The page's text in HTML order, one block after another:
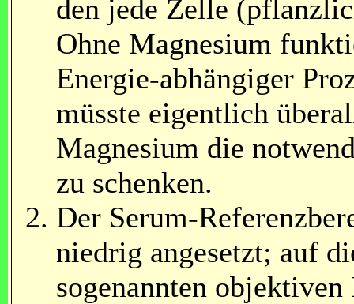
den jede Zelle
Ohne Magnesium
Energie-abhängiger
müsste eigentlich
Magnesium die
zu schenken.
Der Serum-
niedrig angesetzt; auf
sogenannten